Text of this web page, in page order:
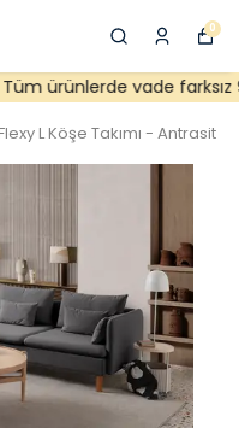
0
Tüm ürünlerde vade farksız 9
L Köşe Takımı - Antrasit